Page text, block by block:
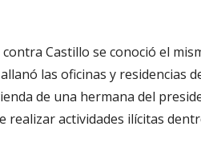
Castillo se conoció el
las oficinas y residencias
de una hermana del
realizar actividades ilícitas